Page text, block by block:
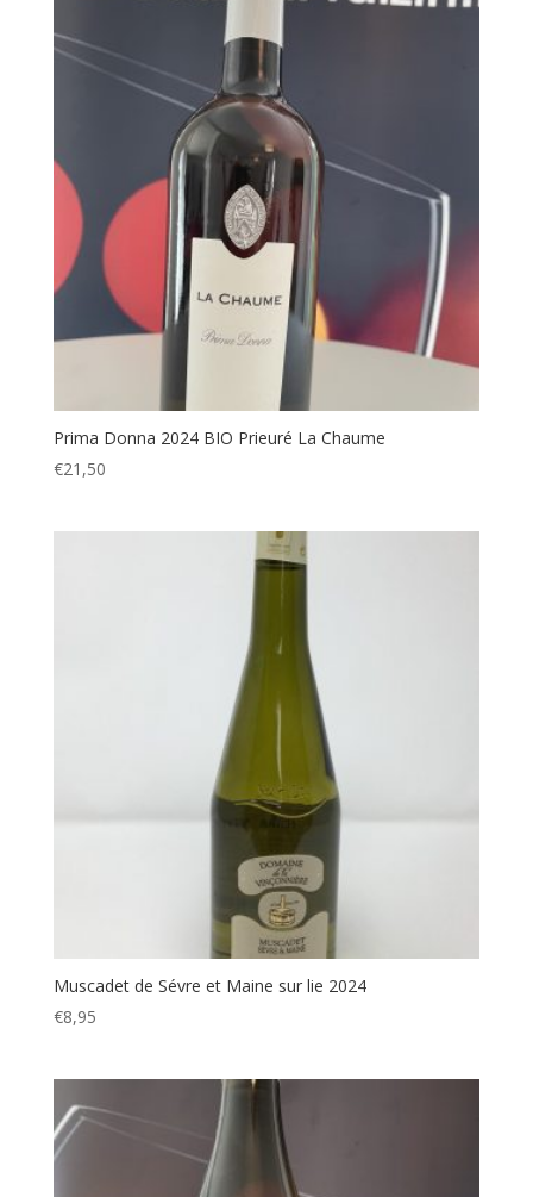
Prima Donna 2024 BIO Prieuré La Chaume
€21,50
Muscadet de Sévre et Maine sur lie 2024
€8,95